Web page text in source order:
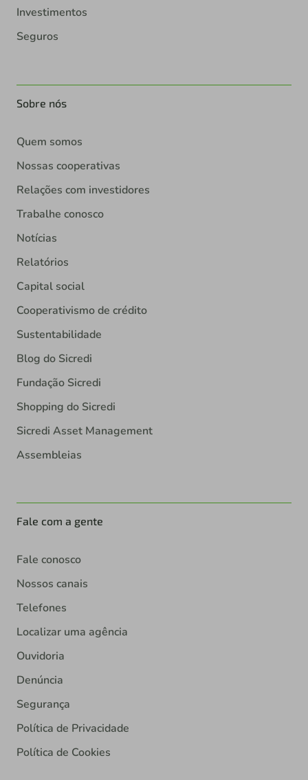
Investimentos
Seguros
Sobre nós
Quem somos
Nossas cooperativas
Relações com investidores
Trabalhe conosco
Notícias
Relatórios
Capital social
Cooperativismo de crédito
Sustentabilidade
Blog do Sicredi
Fundação Sicredi
Shopping do Sicredi
Sicredi Asset Management
Assembleias
Fale com a gente
Fale conosco
Nossos canais
Telefones
Localizar uma agência
Ouvidoria
Denúncia
Segurança
Política de Privacidade
Política de Cookies